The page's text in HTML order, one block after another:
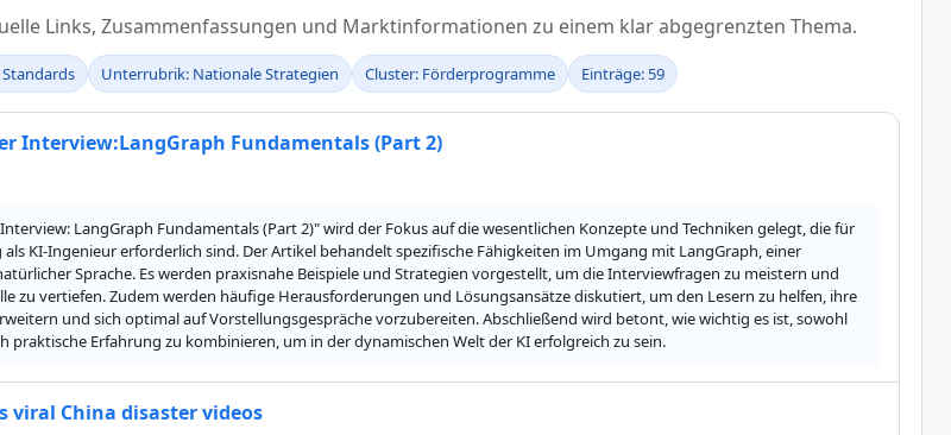
Links, Zusammenfassungen und Marktinformationen zu einem klar abgegrenzten Thema.
Unterrubrik: Nationale Strategien Cluster: Förderprogramme Einträge: 59
Interview:LangGraph Fundamentals (Part 2)
LangGraph Fundamentals (Part 2)" wird der Fokus auf die wesentlichen Konzepte und Techniken gelegt, die für
KI-Ingenieur erforderlich sind. Der Artikel behandelt spezifische Fähigkeiten im Umgang mit LangGraph, einer
Sprache. Es werden praxisnahe Beispiele und Strategien vorgestellt, um die Interviewfragen zu meistern und
zu vertiefen. Zudem werden häufige Herausforderungen und Lösungsansätze diskutiert, um den Lesern zu helfen, ihre
und sich optimal auf Vorstellungsgespräche vorzubereiten. Abschließend wird betont, wie wichtig es ist, sowohl
praktische Erfahrung zu kombinieren, um in der dynamischen Welt der KI erfolgreich zu sein.
viral China disaster videos